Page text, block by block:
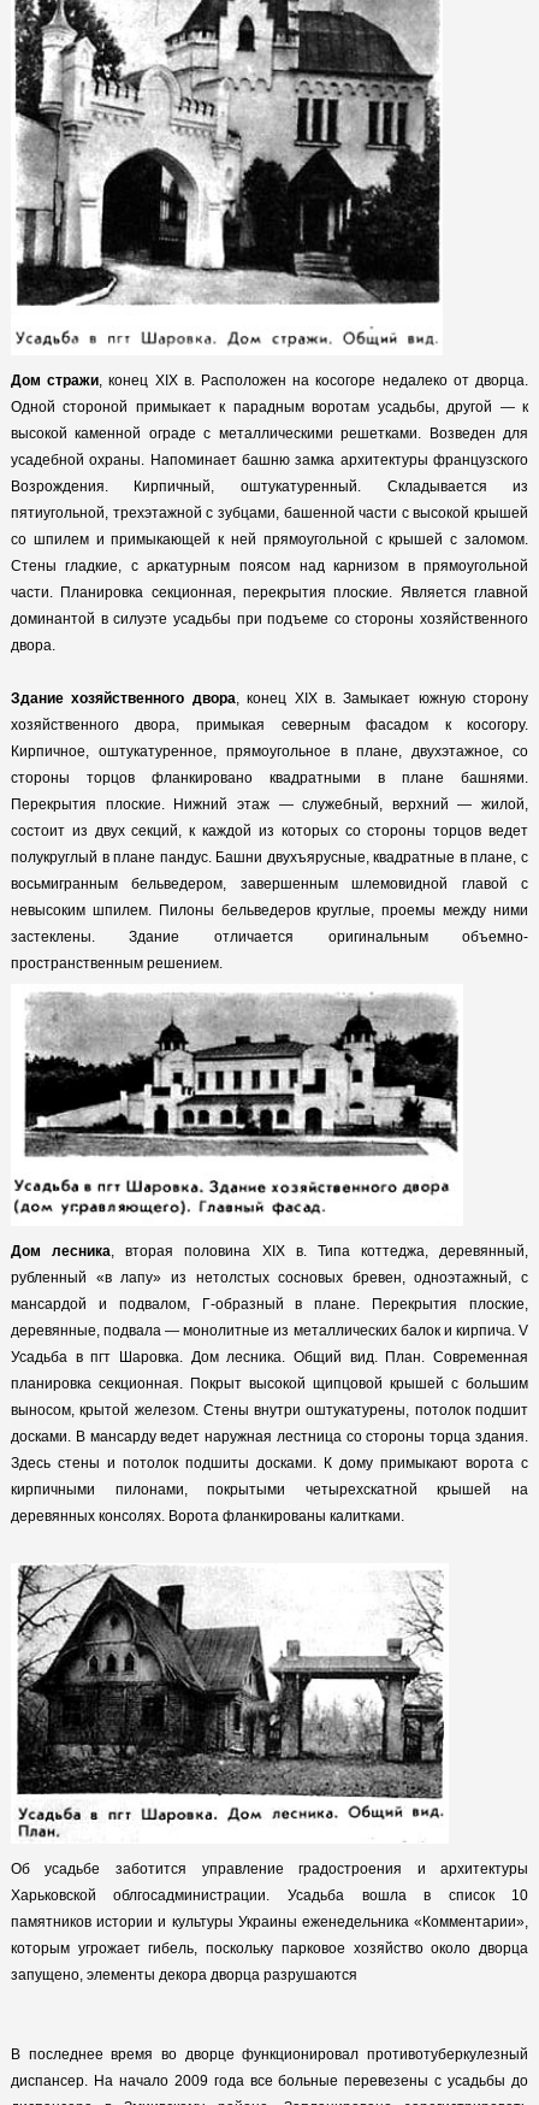
Дом стражи , конец XIX в. Расположен на косогоре недалеко от дворца.
Одной стороной примыкает к парадным воротам усадьбы, другой — к
высокой каменной ограде с металлическими решетками. Возведен для
усадебной охраны. Напоминает башню замка архитектуры французского
Возрождения. Кирпичный, оштукатуренный. Складывается из
пятиугольной, трехэтажной с зубцами, башенной части с высокой крышей
со шпилем и примыкающей к ней прямоугольной с крышей с заломом.
Стены гладкие, с аркатурным поясом над карнизом в прямоугольной
части. Планировка секционная, перекрытия плоские. Является главной
доминантой в силуэте усадьбы при подъеме со стороны хозяйственного
двора.
Здание хозяйственного двора , конец XIX в. Замыкает южную сторону
хозяйственного двора, примыкая северным фасадом к косогору.
Кирпичное, оштукатуренное, прямоугольное в плане, двухэтажное, со
стороны торцов фланкировано квадратными в плане башнями.
Перекрытия плоские. Нижний этаж — служебный, верхний — жилой,
состоит из двух секций, к каждой из которых со стороны торцов ведет
полукруглый в плане пандус. Башни двухъярусные, квадратные в плане, с
восьмигранным бельведером, завершенным шлемовидной главой с
невысоким шпилем. Пилоны бельведеров круглые, проемы между ними
застеклены. Здание отличается оригинальным объемно-
пространственным решением.
Дом лесника , вторая половина XIX в. Типа коттеджа, деревянный,
рубленный «в лапу» из нетолстых сосновых бревен, одноэтажный, с
мансардой и подвалом, Г-образный в плане. Перекрытия плоские,
деревянные, подвала — монолитные из металлических балок и кирпича. V
Усадьба в пгт Шаровка. Дом лесника. Общий вид. План. Современная
планировка секционная. Покрыт высокой щипцовой крышей с большим
выносом, крытой железом. Стены внутри оштукатурены, потолок подшит
досками. В мансарду ведет наружная лестница со стороны торца здания.
Здесь стены и потолок подшиты досками. К дому примыкают ворота с
кирпичными пилонами, покрытыми четырехскатной крышей на
деревянных консолях. Ворота фланкированы калитками.
Об усадьбе заботится управление градостроения и архитектуры
Харьковской облгосадминистрации. Усадьба вошла в список 10
памятников истории и культуры Украины еженедельника «Комментарии»,
которым угрожает гибель, поскольку парковое хозяйство около дворца
запущено, элементы декора дворца разрушаются
В последнее время во дворце функционировал противотуберкулезный
диспансер. На начало 2009 года все больные перевезены с усадьбы до